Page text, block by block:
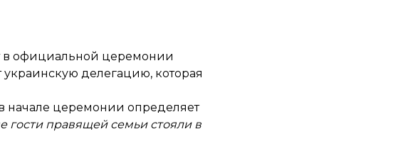
в официальной церемонии
делегацию, которая
начале церемонии определяет
гости правящей семьи стояли в